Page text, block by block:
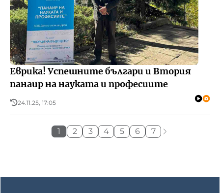
Еврика! Успешните българи и Втория
панаир на науката и професиите
24.11.25, 17:05
1 2 3 4 5 6 7